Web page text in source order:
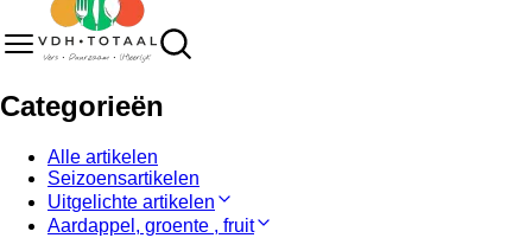
Categorieën
Alle artikelen
Seizoensartikelen
Uitgelichte artikelen
Aardappel, groente , fruit